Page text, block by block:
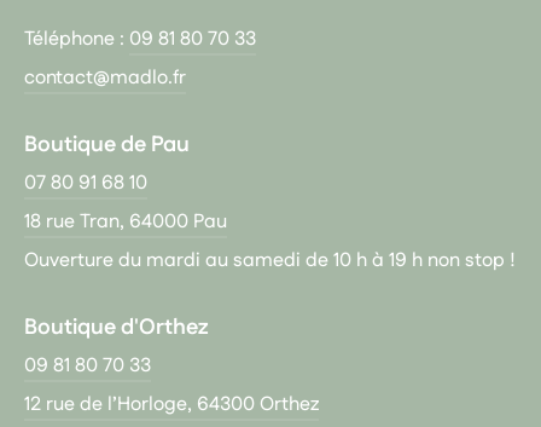
Téléphone : 09 81 80 70 33
contact@madlo.fr
Boutique de Pau
07 80 91 68 10
18 rue Tran, 64000 Pau
Ouverture du mardi au samedi de 10 h à 19 h non stop !
Boutique d'Orthez
09 81 80 70 33
12 rue de l’Horloge, 64300 Orthez